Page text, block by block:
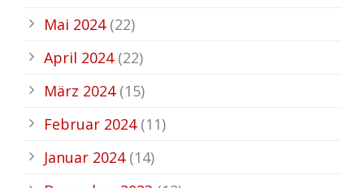
Mai 2024(22)
April 2024(22)
März 2024(15)
Februar 2024(11)
Januar 2024(14)